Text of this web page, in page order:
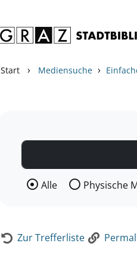
Start › Mediensuche ›
Wählen Sie die
Alle Physische
Zur Trefferliste